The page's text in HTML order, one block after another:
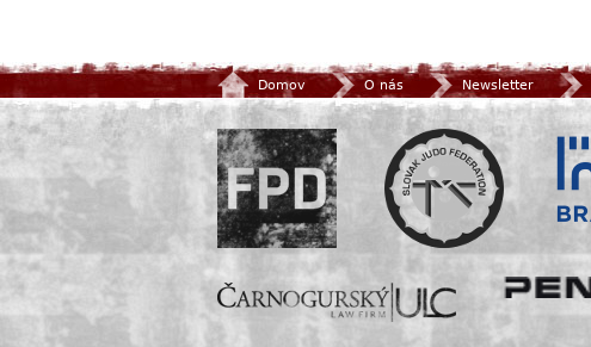
Domov O nás Newsletter